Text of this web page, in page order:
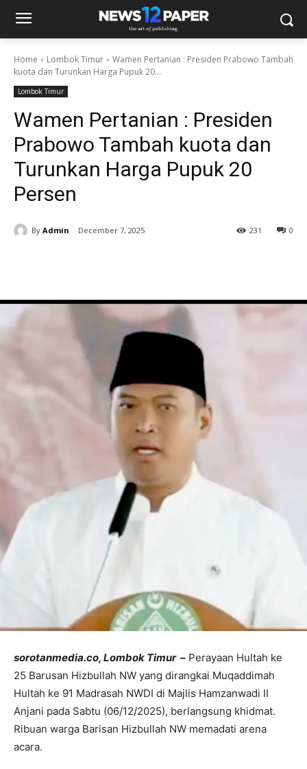
Home Lombok Timur
Wamen Pertanian : Presiden Prabowo Tambah
kuota dan Turunkan Harga Pupuk 20...
Lombok Timur
Wamen Pertanian : Presiden
Prabowo Tambah kuota dan
Turunkan Harga Pupuk 20
Persen
By Admin December 7, 2025 0
231
sorotanmedia.co, Lombok Timur – Perayaan Hultah ke
25 Barusan Hizbullah NW yang dirangkai Muqaddimah
Hultah ke 91 Madrasah NWDI di Majlis Hamzanwadi II
Anjani pada Sabtu (06/12/2025), berlangsung khidmat.
Ribuan warga Barisan Hizbullah NW memadati arena
acara.